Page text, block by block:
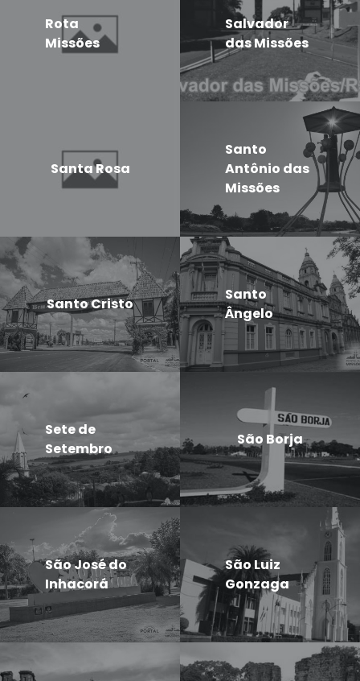
Rota
Missões
Salvador
das Missões
Santa Rosa
Santo
Antônio das
Missões
Santo Cristo
Santo
Ângelo
Sete de
Setembro
São Borja
São José do
Inhacorá
São Luiz
Gonzaga